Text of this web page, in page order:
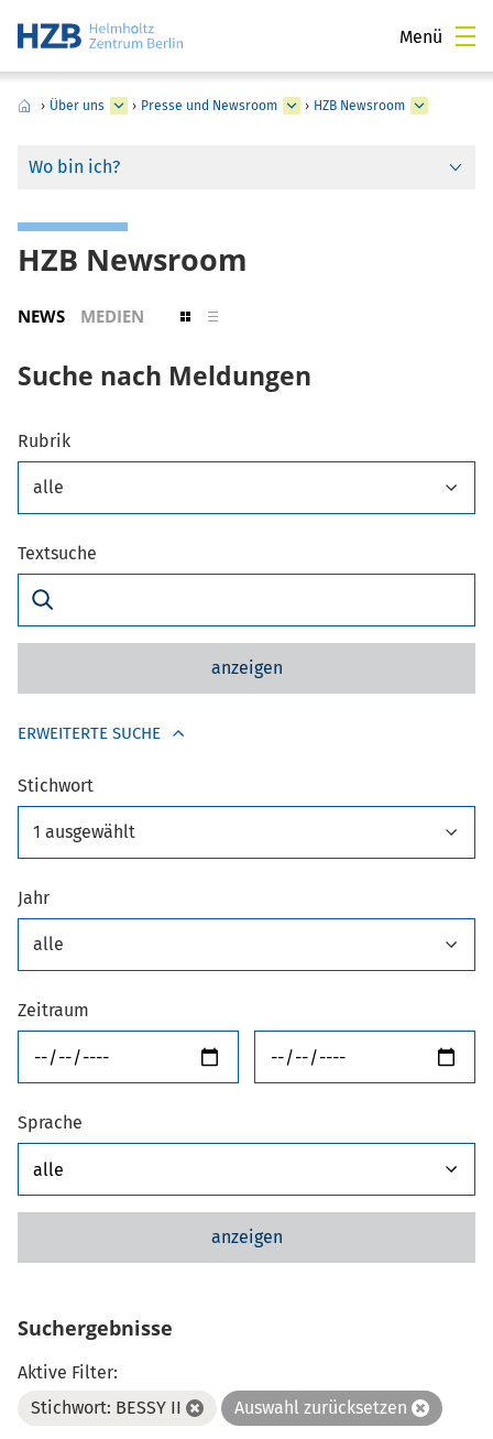
Menü
› Über uns › Presse und Newsroom › HZB Newsroom
Wo bin ich?
HZB Newsroom
NEWS MEDIEN
Suche nach Meldungen
Rubrik
alle
Textsuche
anzeigen
ERWEITERTE SUCHE
Stichwort
1 ausgewählt
Jahr
alle
Zeitraum
Sprache
anzeigen
Suchergebnisse
Aktive Filter:
Stichwort: BESSY II
Auswahl zurücksetzen